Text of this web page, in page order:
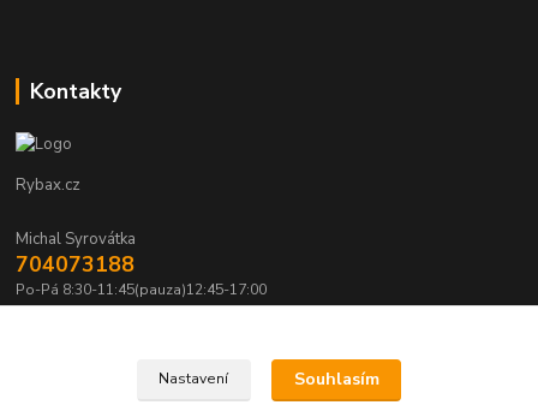
Kontakty
Rybax.cz
Michal Syrovátka
704073188
Po-Pá 8:30-11:45(pauza)12:45-17:00
Nastavení Souhlasím